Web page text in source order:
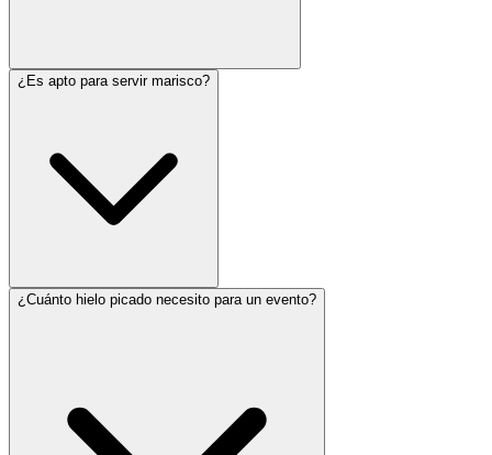
¿Es apto para servir marisco?
¿Cuánto hielo picado necesito para un evento?